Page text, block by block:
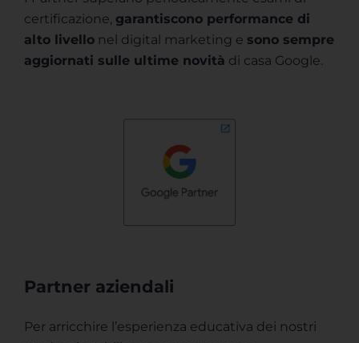
certificazione, garantiscono performance di
alto livello nel digital marketing e sono sempre
aggiornati sulle ultime novità di casa Google.
Partner aziendali
Per arricchire l’esperienza educativa dei nostri